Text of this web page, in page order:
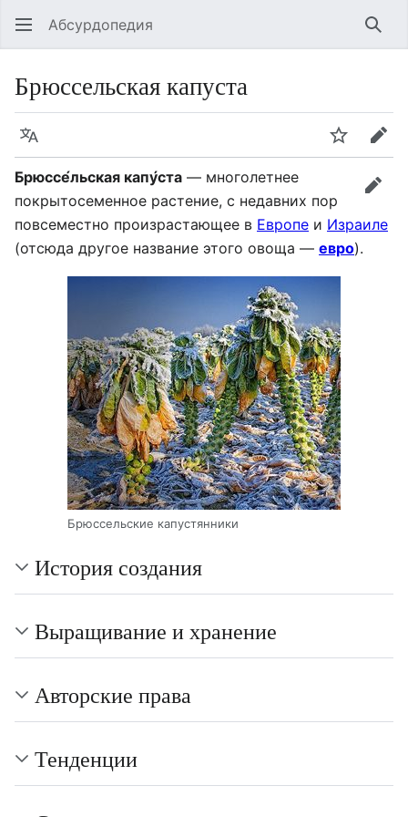
Абсурдопедия
Брюссельская капуста
Язык
Брюссе́льская капу́ста — многолетнее
покрытосеменное растение, с недавних пор
повсеместно произрастающее в Европе и Израиле
(отсюда другое название этого овоща — евро).
Брюссельские капустянники
История создания
Выращивание и хранение
Авторские права
Тенденции